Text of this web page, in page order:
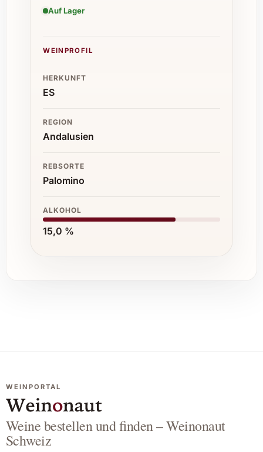
Auf Lager
WEINPROFIL
HERKUNFT
ES
REGION
Andalusien
REBSORTE
Palomino
ALKOHOL
15,0 %
WEINPORTAL
Weine bestellen und finden – Weinonaut
Schweiz